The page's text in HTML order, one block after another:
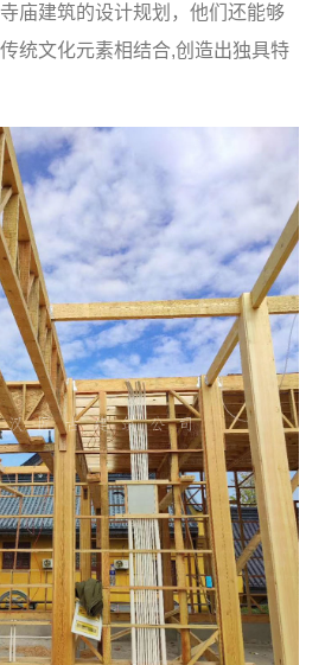
庙建筑的设计规划，他们还能够
统文化元素相结合,创造出独具特